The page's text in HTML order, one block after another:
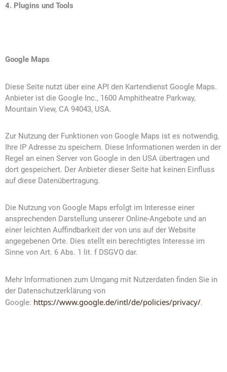
4. Plugins und Tools
Google Maps
Diese Seite nutzt über eine API den Kartendienst Google Maps.
Anbieter ist die Google Inc., 1600 Amphitheatre Parkway,
Mountain View, CA 94043, USA.
Zur Nutzung der Funktionen von Google Maps ist es notwendig,
Ihre IP Adresse zu speichern. Diese Informationen werden in der
Regel an einen Server von Google in den USA übertragen und
dort gespeichert. Der Anbieter dieser Seite hat keinen Einfluss
auf diese Datenübertragung.
Die Nutzung von Google Maps erfolgt im Interesse einer
ansprechenden Darstellung unserer Online-Angebote und an
einer leichten Auffindbarkeit der von uns auf der Website
angegebenen Orte. Dies stellt ein berechtigtes Interesse im
Sinne von Art. 6 Abs. 1 lit. f DSGVO dar.
Mehr Informationen zum Umgang mit Nutzerdaten finden Sie in
der Datenschutzerklärung von
Google: https://www.google.de/intl/de/policies/privacy/.